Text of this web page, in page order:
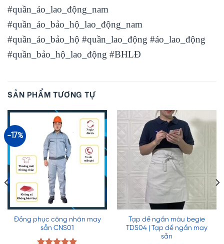
#quần_áo_lao_động_nam
#quần_áo_bảo_hộ_lao_động_nam
#quần_áo_bảo_hộ #quần_lao_động #áo_lao_động
#quần_bảo_hộ_lao_động #BHLĐ
SẢN PHẨM TƯƠNG TỰ
-17%
Đồng phục công nhân may
sẵn CNS01
Tạp dề ngắn màu begie
TDS04 | Tạp dề ngắn may
sẵn